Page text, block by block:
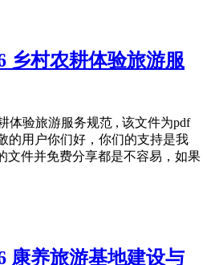
乡村农耕体验旅游服
体验旅游服务规范 , 该文件为pdf
的用户你们好，你们的支持是我
文件并免费分享都是不容易，如果
康养旅游基地建设与